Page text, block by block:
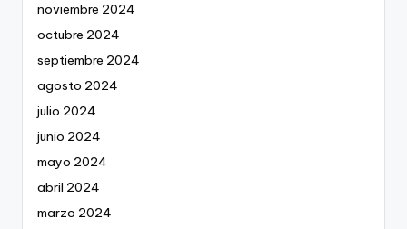
noviembre 2024
octubre 2024
septiembre 2024
agosto 2024
julio 2024
junio 2024
mayo 2024
abril 2024
marzo 2024